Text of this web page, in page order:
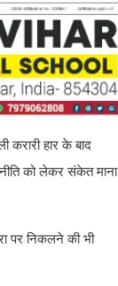
करारी हार के बाद
को लेकर संकेत माना
पर निकलने की भी